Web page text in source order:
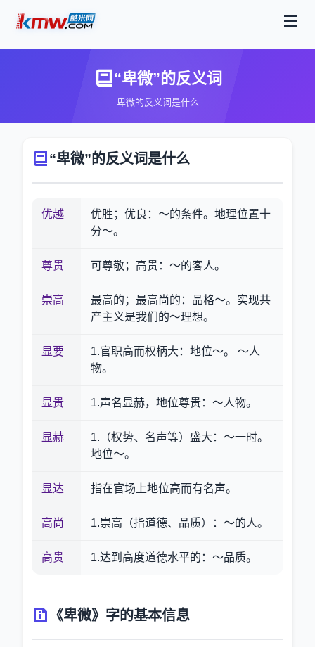
“卑微”的反义词
卑微的反义词是什么
“卑微”的反义词是什么
优越
优胜；优良：～的条件。地理位置十
分～。
尊贵 可尊敬；高贵：～的客人。
崇高
最高的；最高尚的：品格～。实现共
产主义是我们的～理想。
显要
1.官职高而权柄大：地位～。 ～人
物。
显贵 1.声名显赫，地位尊贵：～人物。
显赫
1.（权势、名声等）盛大：～一时。
地位～。
显达 指在官场上地位高而有名声。
高尚 1.崇高（指道德、品质）：～的人。
高贵 1.达到高度道德水平的：～品质。
《卑微》字的基本信息